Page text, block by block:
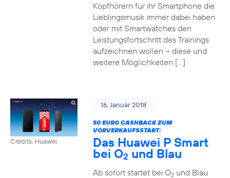
Kopfhörern für ihr Smartphone die
Lieblingsmusik immer dabei haben
oder mit Smartwatches den
Leistungsfortschritt des Trainings
aufzeichnen wollen – diese und
weitere Möglichkeiten […]
Credits: Huawei
16. Januar 2018
50 EURO CASHBACK ZUM
VORVERKAUFSSTART:
Das Huawei P Smart
bei O2 und Blau
Ab sofort startet bei O2und Blau